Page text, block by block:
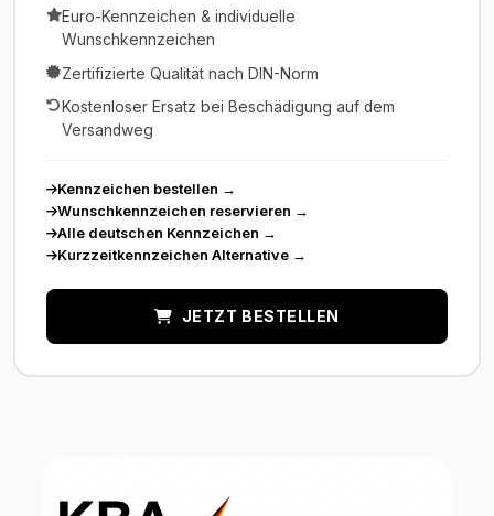
Euro-Kennzeichen & individuelle
Wunschkennzeichen
Zertifizierte Qualität nach DIN-Norm
Kostenloser Ersatz bei Beschädigung auf dem
Versandweg
Kennzeichen bestellen →
Wunschkennzeichen reservieren →
Alle deutschen Kennzeichen →
Kurzzeitkennzeichen Alternative →
JETZT BESTELLEN